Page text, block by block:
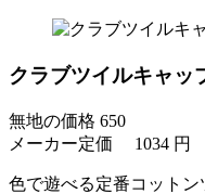
クラブツイルキャッ
無地の価格 650
メーカー定価 1034 円
色で遊べる定番コット